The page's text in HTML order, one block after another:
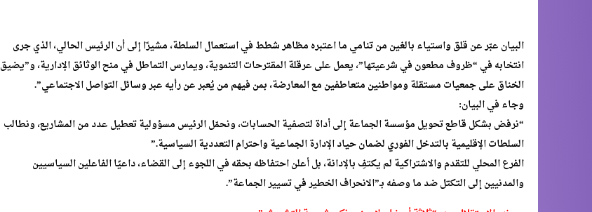
البيان عبّر عن قلق واستياء بالغين من تنامي ما اعتبره مظاهر شطط في استعمال السلطة، مشيرًا إلى أن الرئيس الحالي، الذي جرى
انتخابه في “ظروف مطعون في شرعيتها”، يعمل على عرقلة المقترحات التنموية، ويمارس التماطل في منح الوثائق الإدارية، و”يضيق
الخناق على جمعيات مستقلة ومواطنين متعاطفين مع المعارضة، بمن فيهم من يُعبر عن رأيه عبر وسائل التواصل الاجتماعي”.
وجاء في البيان:
“نرفض بشكل قاطع تحويل مؤسسة الجماعة إلى أداة لتصفية الحسابات، ونحمّل الرئيس مسؤولية تعطيل عدد من المشاريع، ونطالب
السلطات الإقليمية بالتدخل الفوري لضمان حياد الإدارة الجماعية واحترام التعددية السياسية.”
الفرع المحلي للتقدم والاشتراكية لم يكتفِ بالإدانة، بل أعلن احتفاظه بحقه في اللجوء إلى القضاء، داعيًا الفاعلين السياسيين
والمدنيين إلى التكتل ضد ما وصفه بـ”الانحراف الخطير في تسيير الجماعة”.